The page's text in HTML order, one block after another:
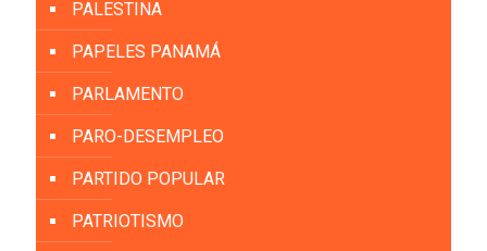
PALESTINA
PAPELES PANAMÁ
PARLAMENTO
PARO-DESEMPLEO
PARTIDO POPULAR
PATRIOTISMO